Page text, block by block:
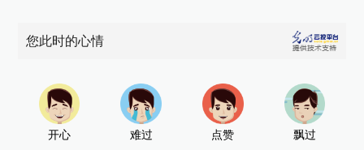
您此时的心情
开心 难过 点赞 飘过